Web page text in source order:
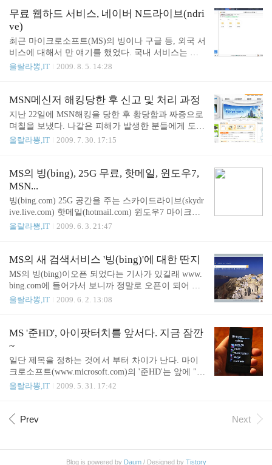
드웨어 방식(알집 등의 방식)으로 유료 키를 구매하
면 정식 버전으로 업그레이드 가능 이미 MS는 Office
Ult..
~ㅋ 윈도우7은 기존의 윈도우에 비해 보안이나 그래
픽, UI 등 상당히 향상된 기능들이 있다고 알려져 있
다. 소개된 기능 중에는 빨리 이용해 싶은 것들이 꽤
있다. 그중에서 난 멀티터치나 변화된 메뉴방식 등의
유저인터페이스에 관심이 많다. (모니터가 따라주지
않아 멀티터치는 보류될지도... ㅠㅠ) http://www.idg.c
3232 http://ourblog.tisto..
무료 웹하드 서비스, 네이버 N드라이브(ndri
ve)
최근 마이크로소프트(MS)의 빙이나 구글 등, 외국 서
비스에 대해서 만 얘기를 했었다. 국내 서비스는 별
로 얘기할 만한 이슈가 없어서이다. MB정부의 법에
만한 서비스이다. 네이버 N드라이브는 마이크로소프
트의 스카이드라이브(25G)보다는 작은 공간이지만 5
G를 무료로 주는 웹저장공간 서비스이다. 이런 서비
게 네이버일 줄은 생각을 못했다. 네이버 N드라이브
하는 사람도 별 부담없이 이용이 가능하다. 5G의 용
량은 흔히 사용하는 USB 메모리와 같거나 조금 큰
정도의 용량이며 업무용이나 사진을 임시 보관하는
..
울랄라뽕,IT 2009. 8. 5. 14:28
MSN메신저 해킹당한 후 신고 및 처리 과정
지난 22일에 MSN해킹을 당한 후 황당함과 짜증으로
며칠을 보냈다. 나같은 피해가 발생한 분들에게 도움
이 되길 바라는 마음으로 그동안 처리했던 것을 정리
지 않지만 우선을 이것 밖에 길이 없다고 생각했다.
네탄(사이버수사대) 홈페이지 : http://www.netan.go.k
r/ 1. 네탄 -> 사이버범죄신고 -> 해킹.바이러스 -> 개
인홈페이지,블로그,메일 등 계정 도용 에서 신고를
한다. 2. 개인정보 입력한다. 처음일 경우에는 비밀번
호 설정 및 개인 정보를 입력해야 한다. 3. 신고내용
자세하게 기재하는 것이 좋다. 4. 내용을 모두 입력한
후 관할 경..
울랄라뽕,IT 2009. 7. 30. 17:15
MS의 빙(bing), 25G 무료, 핫메일, 윈도우7,
MSN...
빙(bing.com) 25G 공간을 주는 스카이드라이브(skydr
ive.live.com) 핫메일(hotmail.com) 윈도우7 마이크로
소트프 오피스 MSN메신저(im.msn.co.kr/im) 준HD ...
com)'이라는 검색 서비스를 내놓으면서 전쟁을 위한
구색을 갖췄다고 생각한다. 빙(bing.com)이 아직 베
타 단계라 단정짓기는 어렵지만, MS는 그동안 인터
넷 서비스에 공들인 것을 생각하면 반드시 빙(bing.co
m)을 안정 궤도에 올려 놓을 것이다. 위에 나열한 것
따라잡지 못하는 해당 분야 절대강자다. 그동안 개인
용 컴퓨터를 장악했으면서도..
울랄라뽕,IT 2009. 6. 3. 21:47
MS의 새 검색서비스 '빙(bing)'에 대한 딴지
MS의 빙(bing)이오픈 되었다는 기사가 있길래 www.
bing.com에 들어가서 보니까 정말로 오픈이 되어 있
더군... 그 기사는 "빙"에 대해 우호적인 내용이 많았
기는 1가지 이유 처음 들어가면 대한민국으로 설정
되어 있었고, 첫화면의 느낌은 파워포인트 템플릿 막
불러온 것 처럼 휑하니 괜찮더군^^;; [www.bing.com :
대한민국] 아직 한글 버전이 다 완성되지 않은 듯 하
다. 아래와 같이 설정하면 한글 환경에서 이용하기
편리하다. 우측 상단의 "대한민국"을 클릭해서 "미
ates(한국어)"에서 "한국어"를 클릭한..
울랄라뽕,IT 2009. 6. 2. 13:08
MS '준HD', 아이팟터치를 앞서다. 지금 잠깐
~
일단 제목을 정하는 것에서 부터 차이가 난다. 마이
크로소프트(www.microsoft.com)의 '준HD'는 앞에 "M
S"를 붙어야 만 '아~ 그거?' 한다. 하지만 "아이팟터
에서도전자의 입장이다. 웹분야에는 구글의 구글(w
울랄라뽕,IT 2009. 5. 31. 17:42
Prev Next
Blog is powered by Daum/ Designed by Tistory